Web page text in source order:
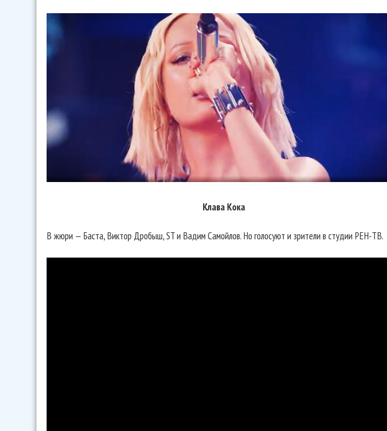
Клава Кока
В жюри — Баста, Виктор Дробыш, ST и Вадим Самойлов. Но голосуют и зрители в студии РЕН-ТВ.